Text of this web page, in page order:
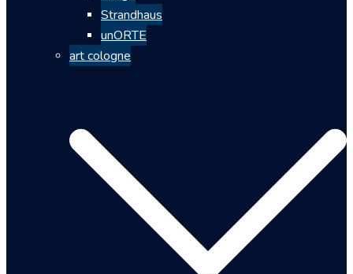
Strandhaus
unORTE
art cologne